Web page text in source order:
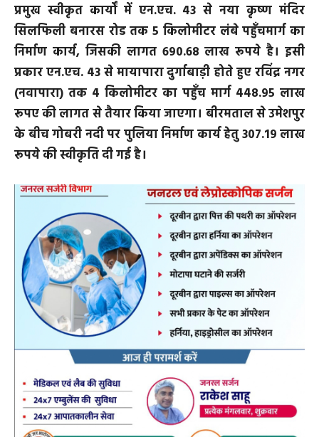
प्रमुख स्वीकृत कार्यों में एन.एच. 43 से नया कृष्ण मंदिर
सिलफिली बनारस रोड तक 5 किलोमीटर लंबे पहुँचमार्ग का
निर्माण कार्य, जिसकी लागत 690.68 लाख रूपये है। इसी
प्रकार एन.एच. 43 से मायापारा दुर्गाबाड़ी होते हुए रविंद्र नगर
(नवापारा) तक 4 किलोमीटर का पहुँच मार्ग 448.95 लाख
रूपए की लागत से तैयार किया जाएगा। बीरमताल से उमेशपुर
के बीच गोबरी नदी पर पुलिया निर्माण कार्य हेतु 307.19 लाख
रूपये की स्वीकृति दी गई है।